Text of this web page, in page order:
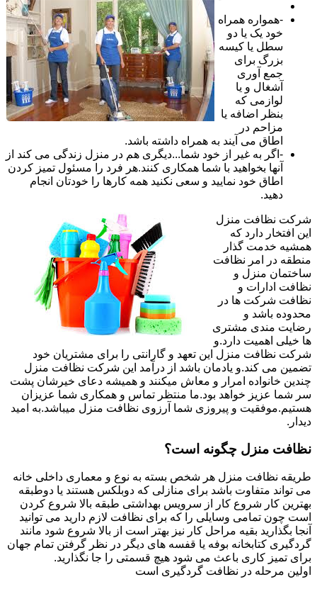
-همواره همراه
خود یک یا دو
سطل یا کیسه
بزرگ برای
جمع آوری
آشغال و یا
لوازمی که
بنظر اضافه یا
مزاحم در
اطاق می آیند به همراه داشته باشد.
-اگر به غیر از خود شما...دیگری هم در منزل زندگی می کند از
آنها بخواهید با شما همکاری کنند.هر فرد را مسئول تمیز کردن
اطاق خود نمایید و سعی نکنید همه کارها را خودتان انجام
دهید.
شرکت نظافت منزل
این افتخار دارد که
همشیه خدمت گذار
منطقه در امر نظافت
ساختمان منزل و
نظافت ادارات و
نظافت شرکت ها در
محدوده باشد و
رضایت مندی مشتری
ها خیلی اهمیت دارد.و
شرکت نظافت منزل این تعهد و گارانتی را برای مشتریان خود
تضمین می کند.و یادمان باشد از درآمد این شرکت نظافت منزل
چندین خانواده امرار و معاش میکنند و همیشه دعای خیرشان پشت
سر شما عزیز خواهد بود.ما منتظر تماس و همکاری شما عزیزان
هستیم.موفقیت و پیروزی شما آرزوی نظافت منزل میباشد.به امید
دیدار.
نظافت منزل چگونه است؟
طریقه نظافت منزل هر شخص بسته به نوع و معماری داخلی خانه
می تواند متفاوت باشد برای منازلی که دوبلکس هستند یا دوطبقه
بهترین کار شروع کار از سرویس بهداشتی طبقه بالا شروع کردن
است چون تمامی وسایلی را که برای نظافت لازم دارید می توانید
آنجا بگذارید بقیه مراحل کار نیز بهتر است از بالا شروع شود مانند
گردگیری کتابخانه بوفه یا قفسه های دیگر در نظر گرفتن تمام جهان
برای تمیز کاری باعث می شود هیچ قسمتی را جا نگذارید.
اولین مرحله در نظافت گردگیری است